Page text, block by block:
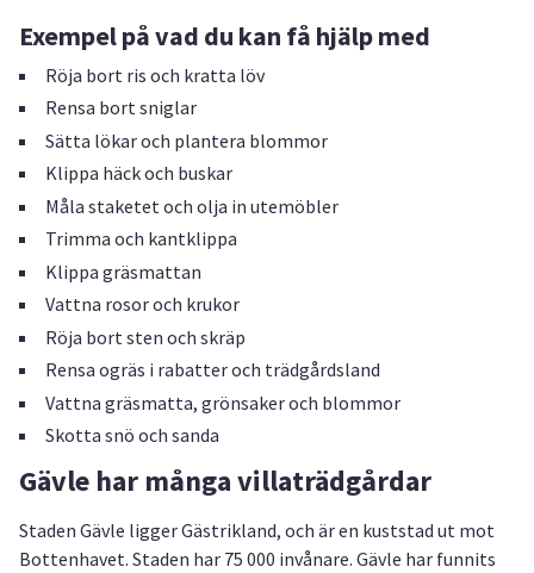
Exempel på vad du kan få hjälp med
Röja bort ris och kratta löv
Rensa bort sniglar
Sätta lökar och plantera blommor
Klippa häck och buskar
Måla staketet och olja in utemöbler
Trimma och kantklippa
Klippa gräsmattan
Vattna rosor och krukor
Röja bort sten och skräp
Rensa ogräs i rabatter och trädgårdsland
Vattna gräsmatta, grönsaker och blommor
Skotta snö och sanda
Gävle har många villaträdgårdar
Staden Gävle ligger Gästrikland, och är en kuststad ut mot
Bottenhavet. Staden har 75 000 invånare. Gävle har funnits